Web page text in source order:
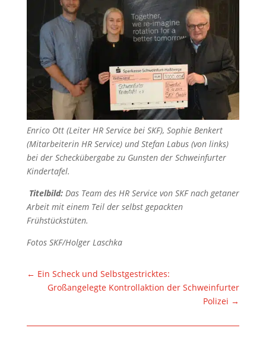
Enrico Ott (Leiter HR Service bei SKF), Sophie Benkert
(Mitarbeiterin HR Service) und Stefan Labus (von links)
bei der Scheckübergabe zu Gunsten der Schweinfurter
Kindertafel.
Titelbild: Das Team des HR Service von SKF nach getaner
Arbeit mit einem Teil der selbst gepackten
Frühstückstüten.
Fotos SKF/Holger Laschka
← Ein Scheck und Selbstgestricktes:
Großangelegte Kontrollaktion der Schweinfurter
Polizei →